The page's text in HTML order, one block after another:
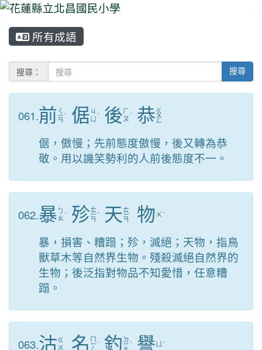
所有成語
搜尋： 搜尋
061.前 ㄑ
ㄧ
ㄢ
ˊ 倨 ㄐ
ˋ 後ㄏ
ㄡˋ 恭ㄍ
ㄨ
ㄥ
倨，傲慢；先前態度傲慢，後又轉為恭
敬。用以譏笑勢利的人前後態度不一。
062.暴 ㄅ
ㄠˋ 殄ㄊ
ㄧ
ㄢ
ˇ 天ㄊ
ㄧ
ㄢ 物 ㄨ ˋ
暴，損害、糟蹋；殄，滅絕；天物，指鳥
獸草木等自然界生物。殘殺滅絕自然界的
生物；後泛指對物品不知愛惜，任意糟
蹋。
063.沽ㄍ
ㄨ
名 ㄇ
ㄧ ˊ 釣 ㄉ
ㄧˋ 譽 ˋ